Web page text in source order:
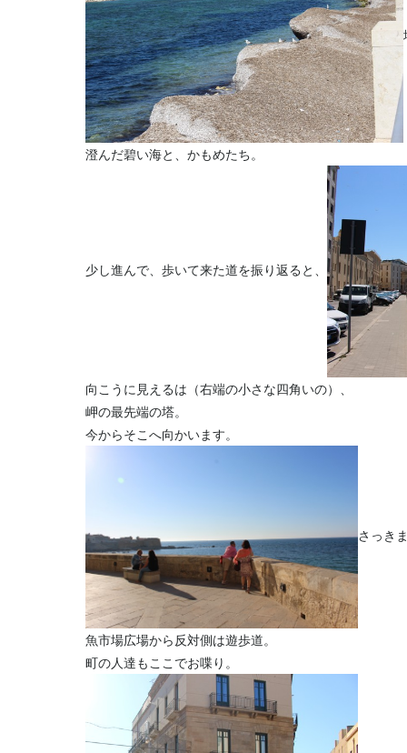
澄んだ碧い海と、かもめたち。
少し進んで、歩いて来た道を振り返ると、
向こうに見えるは（右端の小さな四角いの）、
岬の最先端の塔。
今からそこへ向かいます。
さっき
魚市場広場から反対側は遊歩道。
町の人達もここでお喋り。